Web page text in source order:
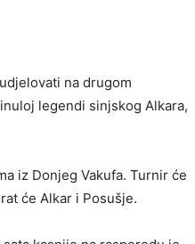
na drugom
legendi sinjskog Alkara,
iz Donjeg Vakufa. Turnir će
će Alkar i Posušje.